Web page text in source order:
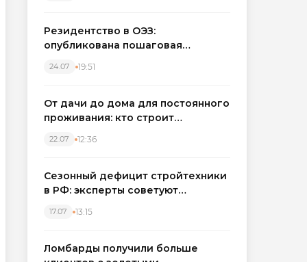
Резидентство в ОЭЗ:
опубликована пошаговая
налоговых льгот для инвесторов
24.07 19:51
От дачи до дома для постоянного
проживания: кто строит
Западном регионе
22.07 12:36
Сезонный дефицит стройтехники
в РФ: эксперты советуют
17.07 13:15
Ломбарды получили больше